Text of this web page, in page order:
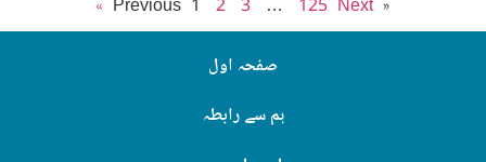
« Previous
1 2 3 … 125 Next »
صفحہ اول
ہم سے رابطہ